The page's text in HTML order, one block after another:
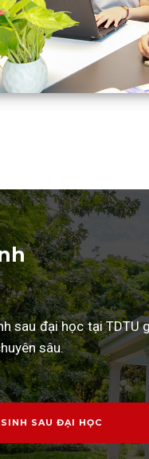
sau đại học tại TDTU
sâu.
SAU ĐẠI HỌC